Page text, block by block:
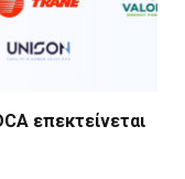
επεκτείνεται